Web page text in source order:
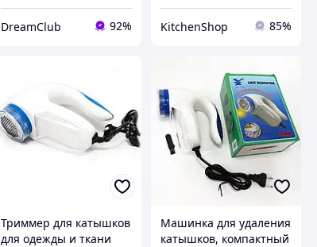
DreamClub 92% KitchenShop 85%
Триммер для катышков
для одежды и ткани
Машинка для удаления
катышков, компактный